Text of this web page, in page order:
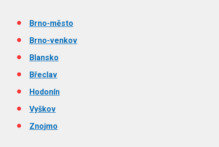
Brno-město
Brno-venkov
Blansko
Břeclav
Hodonín
Vyškov
Znojmo